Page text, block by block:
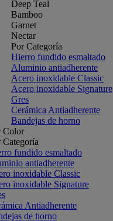
Deep Teal
Bamboo
Garnet
Nectar
Por Categoría
Hierro fundido esmaltado
Aluminio antiadherente
Acero inoxidable Classic
Acero inoxidable Signature
Gres
Cerámica Antiadherente
Bandejas de horno
Color
Categoría
fundido esmaltado
antiadherente
inoxidable Classic
inoxidable Signature
Antiadherente
de horno